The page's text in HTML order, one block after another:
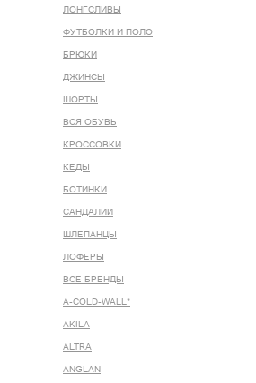
ЛОНГСЛИВЫ
ФУТБОЛКИ И ПОЛО
БРЮКИ
ДЖИНСЫ
ШОРТЫ
ВСЯ ОБУВЬ
КРОССОВКИ
КЕДЫ
БОТИНКИ
САНДАЛИИ
ШЛЕПАНЦЫ
ЛОФЕРЫ
ВСЕ БРЕНДЫ
A-COLD-WALL*
AKILA
ALTRA
ANGLAN